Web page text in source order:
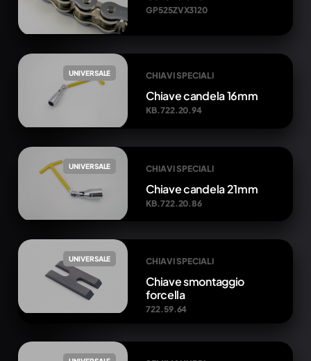
GP525ZVX3120
UNIVERSALE CHIAVI SPECIALI
Chiave candela 16mm
KB.722.20.94
UNIVERSALE CHIAVI SPECIALI
Chiave candela 21mm
KB.722.20.86
UNIVERSALE CHIAVI SPECIALI
Chiave smontaggio
forcella
722.59.64